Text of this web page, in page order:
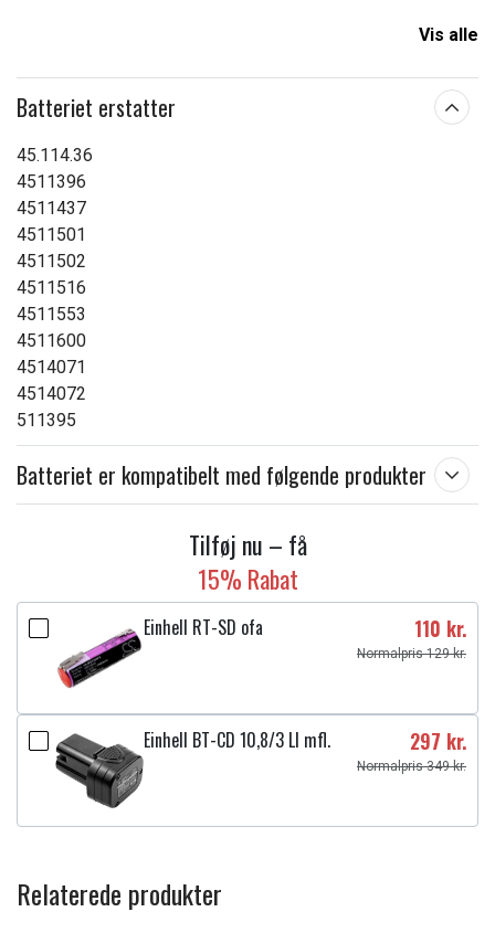
Vis alle
Batteriet erstatter
45.114.36
4511396
4511437
4511501
4511502
4511516
4511553
4511600
4514071
4514072
511395
Batteriet er kompatibelt med følgende produkter
Tilføj nu – få
15% Rabat
Einhell RT-SD ofa 110 kr.
Normalpris 129 kr.
Einhell BT-CD 10,8/3 LI mfl. 297 kr.
Normalpris 349 kr.
Relaterede produkter